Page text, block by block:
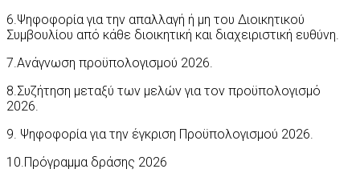
6.Ψηφοφορία για την απαλλαγή ή μη του Διοικητικού
Συμβουλίου από κάθε διοικητική και διαχειριστική ευθύνη.
7.Ανάγνωση προϋπολογισμού 2026.
8.Συζήτηση μεταξύ των μελών για τον προϋπολογισμό
2026.
9. Ψηφοφορία για την έγκριση Προϋπολογισμού 2026.
10.Πρόγραμμα δράσης 2026